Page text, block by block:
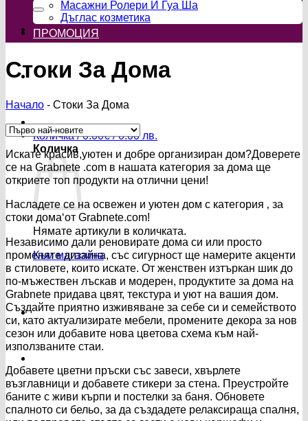
за:
Количка /0.00€/ 0.00 лв.
Количка
Нямате артикули в количката.
Към магазина
Масажни Ролери И Гуа Ша
Дъглас козметика
ПРОМОЦИЯ
Стоки За Дома
Начало - Стоки За Дома
Искате красив,уютен и добре организиран дом?Доверете
се на Grabnete .com в нашата категория за дома ще
откриете топ продукти на отлични цени!
Насладете се на освежен и уютен дом с категория ‚ за
стоки дома‘от Grabnete.com!
Независимо дали реновирате дома си или просто
променяте дизайна, със сигурност ще намерите акценти
в стиловете, които искате. От женствен изтъркан шик до
по-мъжествен лъскав и модерен, продуктите за дома на
Grabnete придава цвят, текстура и уют на вашия дом.
Създайте приятно изживяване за себе си и семейството
си, като актуализирате мебели, промените декора за нов
сезон или добавите нова цветова схема към най-
използваните стаи.
Добавете цветни пръски със завеси, хвърлете
възглавници и добавете стикери за стена. Преустройте
баните с живи кърпи и постелки за баня. Обновете
спалното си бельо, за да създадете релаксираща спалня,